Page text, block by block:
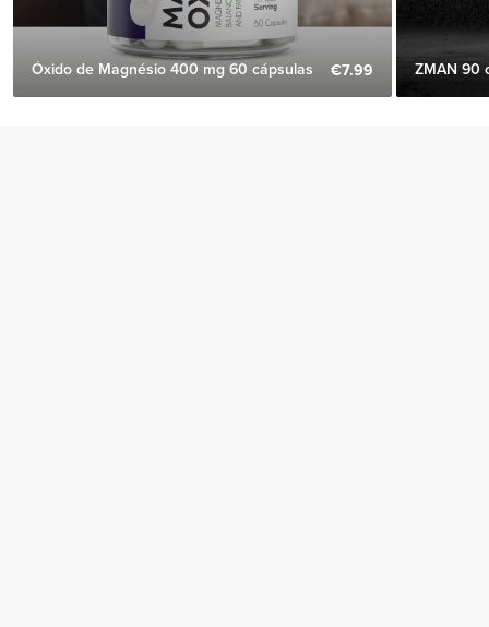
Óxido de Magnésio 400 mg 60 cápsulas €7.99 ZMAN 90